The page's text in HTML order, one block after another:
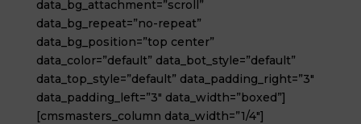
data_bg_attachment=”scroll”
data_bg_repeat=”no-repeat”
data_bg_position=”top center”
data_color=”default” data_bot_style=”default”
data_top_style=”default” data_padding_right=”3″
data_padding_left=”3″ data_width=”boxed”]
[cmsmasters_column data_width=”1/4″]